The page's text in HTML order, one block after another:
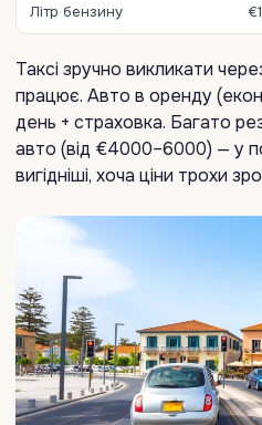
Літр бензину
Таксі зручно викликати
працює. Авто в оренду
день + страховка. Багато
авто (від €4000–6000) — у
вигідніші, хоча ціни трохи